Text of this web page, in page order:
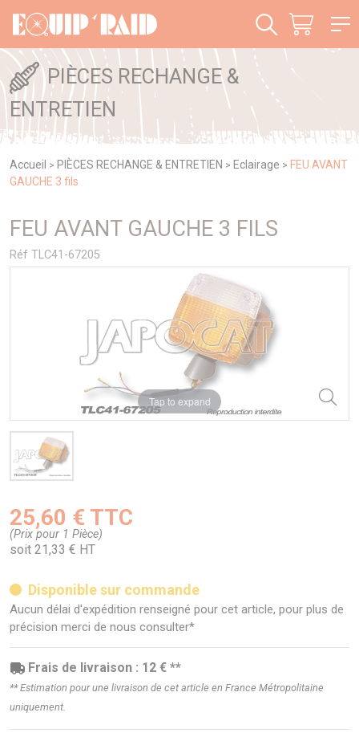
PIÈCES RECHANGE &
ENTRETIEN
Accueil > PIÈCES RECHANGE & ENTRETIEN > Eclairage > FEU AVANT
GAUCHE 3 fils
FEU AVANT GAUCHE 3 FILS
Réf TLC41-67205
Tap to expand
25,60 € TTC
(Prix pour 1 Pièce)
soit 21,33 € HT
Disponible sur commande
Aucun délai d'expédition renseigné pour cet article, pour plus de
précision merci de nous consulter*
Frais de livraison : 12 € **
** Estimation pour une livraison de cet article en France Métropolitaine
uniquement.
Panneau de gestion des cookies